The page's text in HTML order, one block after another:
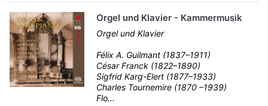
Orgel und Klavier - Kammermusik
Orgel und Klavier
Félix A. Guilmant (1837–1911)
César Franck (1822–1890)
Sigfrid Karg-Elert (1877–1933)
Charles Tournemire (1870 –1939)
Flo...